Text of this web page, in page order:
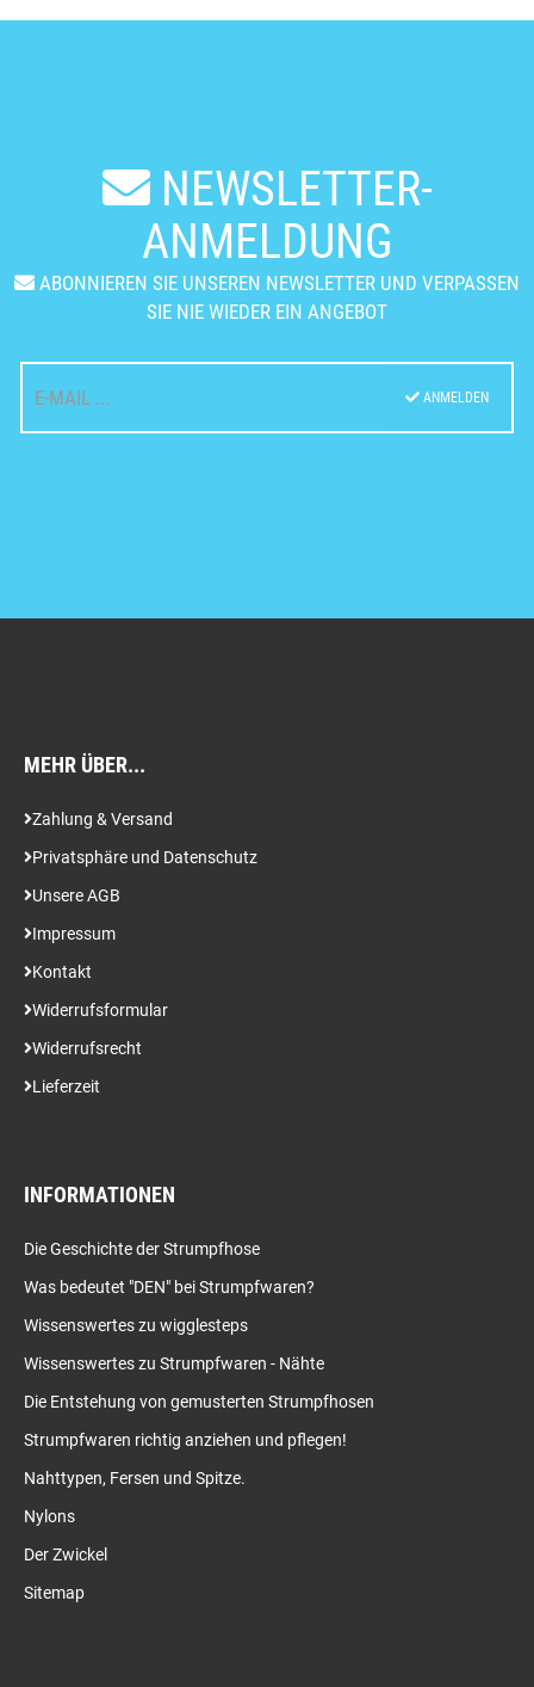
NEWSLETTER-
ANMELDUNG
ABONNIEREN SIE UNSEREN NEWSLETTER UND VERPASSEN
SIE NIE WIEDER EIN ANGEBOT
ANMELDEN
MEHR ÜBER...
Zahlung & Versand
Privatsphäre und Datenschutz
Unsere AGB
Impressum
Kontakt
Widerrufsformular
Widerrufsrecht
Lieferzeit
INFORMATIONEN
Die Geschichte der Strumpfhose
Was bedeutet "DEN" bei Strumpfwaren?
Wissenswertes zu wigglesteps
Wissenswertes zu Strumpfwaren - Nähte
Die Entstehung von gemusterten Strumpfhosen
Strumpfwaren richtig anziehen und pflegen!
Nahttypen, Fersen und Spitze.
Nylons
Der Zwickel
Sitemap